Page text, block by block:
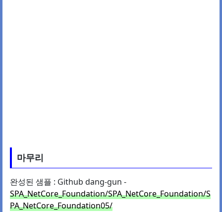
마무리
완성된 샘플 : Github dang-gun -
SPA_NetCore_Foundation/SPA_NetCore_Foundation/S
PA_NetCore_Foundation05/